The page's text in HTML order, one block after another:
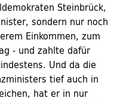
Steinbrück,
sondern nur noch
Einkommen, zum
- und zahlte dafür
Und da die
tief auch in
hat er in nur